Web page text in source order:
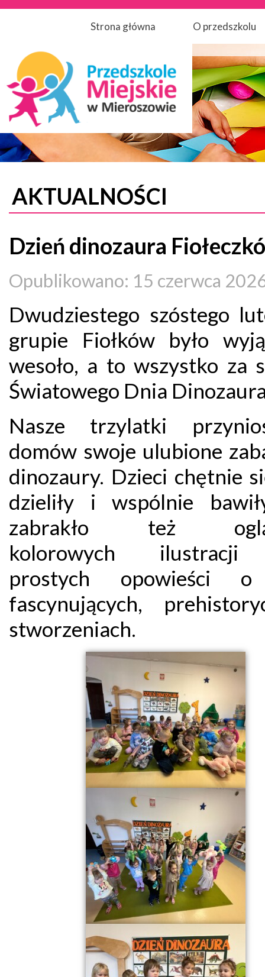
Strona główna O przedszkolu
AKTUALNOŚCI
Dzień dinozaura
Opublikowano: 15 czerwca
Dwudziestego szóstego
grupie Fiołków było
wesoło, a to wszystko za
Światowego Dnia
Nasze trzylatki
domów swoje ulubione
dinozaury. Dzieci chętnie
dzieliły i wspólnie
zabrakło też
kolorowych
prostych opowieści
fascynujących,
stworzeniach.